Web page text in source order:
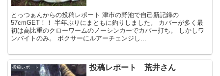
とっつぁんからの投稿レポート 津市の野池で自己新記録の
57cmGET！！ 半年ぶりにまともに釣りしました。 カバーが多く最
初は高比重のクローワームのノーシンカーでカバー打ち。 しかしワ
ンバイトのみ。 ボクサーにルアーチェンジし...
投稿レポート 投稿レポート 荒井さん